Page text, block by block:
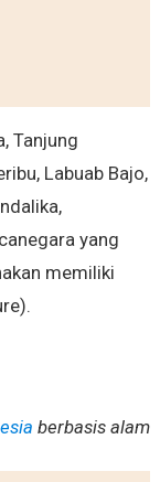
Tanjung
Labuab Bajo,
yang
memiliki
berbasis alam